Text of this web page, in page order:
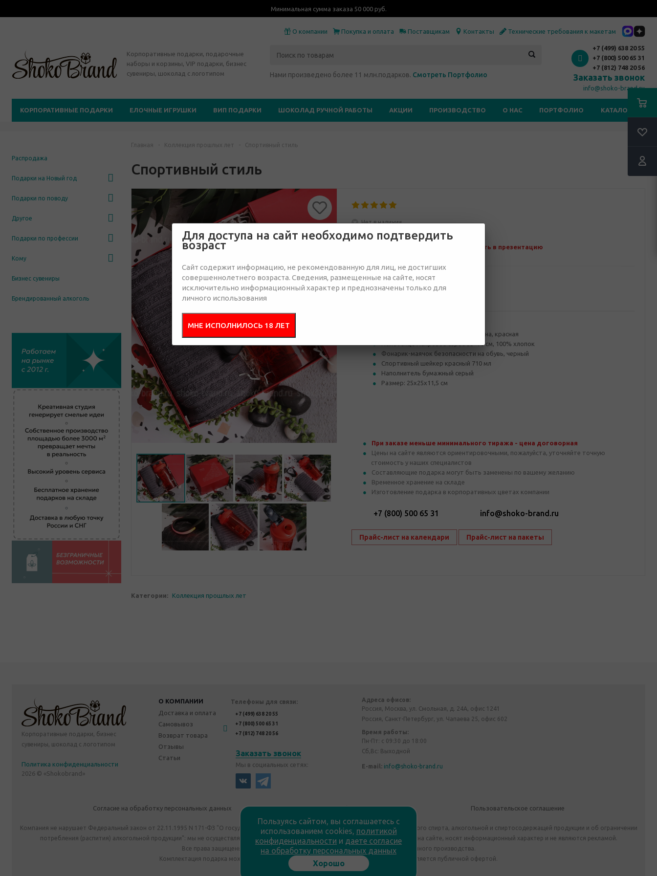
Минимальная сумма заказа 50 000 руб.
О компании Покупка и оплата Поставщикам Контакты Технические требования к макетам
Корпоративные подарки, подарочные
наборы и корзины, VIP подарки, бизнес
сувениры, шоколад с логотипом
Нами произведено более 11 млн.подарков. Смотреть Портфолио
+7 (499) 638 20 55
+7 (800) 500 65 31
+7 (812) 748 20 56
Заказать звонок
info@shoko-brand.ru
КОРПОРАТИВНЫЕ ПОДАРКИ ЕЛОЧНЫЕ ИГРУШКИ ВИП ПОДАРКИ ШОКОЛАД РУЧНОЙ РАБОТЫ АКЦИИ ПРОИЗВОДСТВО О НАС ПОРТФОЛИО КАТАЛОГИ
Распродажа
Подарки на Новый год
Подарки по поводу
Другое
Подарки по профессии
Кому
Бизнес сувениры
Брендированный алкоголь
Главная - Коллекция прошлых лет - Спортивный стиль
Спортивный стиль
Нет в наличии
Добавить в презентацию
Коробка из кашированного картона, красная
Полотенце махровое серое 35*70 см, 100% хлопок
Фонарик-маячок безопасности на обувь, черный
Спортивный шейкер красный 710 мл
Наполнитель бумажный серый
Размер: 25х25х11,5 см
При заказе меньше минимального тиража - цена договорная
Цены на сайте являются ориентировочными, пожалуйста, уточняйте точную
стоимость у наших специалистов
Составляющие подарка могут быть заменены по вашему желанию
Временное хранение на складе
Изготовление подарка в корпоративных цветах компании
+7 (800) 500 65 31 info@shoko-brand.ru
Прайс-лист на календари Прайс-лист на пакеты
Категории: Коллекция прошлых лет
Корпоративные подарки, бизнес
сувениры, шоколад с логотипом
Политика конфиденциальности
2026 © «Shokobrand»
О КОМПАНИИ
Доставка и оплата
Самовывоз
Возврат товара
Отзывы
Статьи
Телефоны для связи:
+7 (499) 638 20 55
+7 (800) 500 65 31
+7 (812) 748 20 56
Заказать звонок
Мы в социальных сетях:
Адреса офисов:
Россия, Москва, ул. Смольная, д. 24А, офис 1241
Россия, Санкт-Петербург, ул. Чапаева 25, офис 602
Время работы:
Пн-Пт: с 09:30 до 18:00
Сб,Вс: Выходной
E-mail: info@shoko-brand.ru
Согласие на обработку персональных данных Политика конфиденциальности Пользовательское соглашение
Компания не нарушает Федеральный закон от 22.11.1995 N 171-ФЗ "О государственном регулировании производства и оборота этилового спирта, алкогольной и спиртосодержащей продукции и об ограничении
потребления (распития) алкогольной продукции": мы не осуществляем дистанционную торговлю. Все материалы, размещенные на сайте, носят информационный характер и не являются рекламой.
Все права защищены "Shoko Brand". Авторские корпоративные подарки собственного производства.
Комплектация подарка может отличаться от изображения. Информация на сайте не является публичной офертой.
Сведения о продавце:
Для доступа на сайт необходимо подтвердить
возраст
Сайт содержит информацию, не рекомендованную для лиц, не достигших
совершеннолетнего возраста. Сведения, размещенные на сайте, носят
исключительно информационный характер и преднозначены только для
личного использования
МНЕ ИСПОЛНИЛОСЬ 18 ЛЕТ
Пользуясь сайтом, вы соглашаетесь с
использованием cookies, политикой
конфиденциальности и даете согласие
на обработку персональных данных
Хорошо